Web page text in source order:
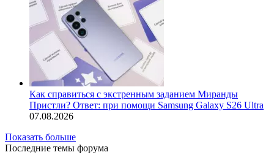
Как справиться с экстренным заданием Миранды
Пристли? Ответ: при помощи Samsung Galaxy S26 Ultra
07.08.2026
Показать больше
Последние темы форума